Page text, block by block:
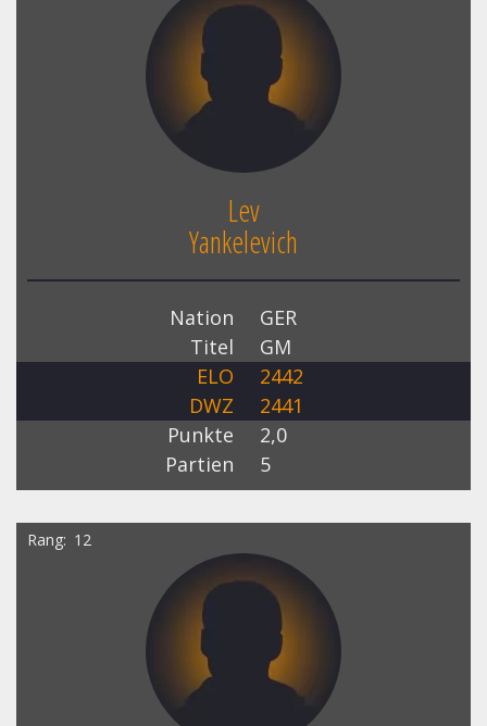
Lev
Yankelevich
Nation
GER
Titel
GM
ELO
2442
DWZ
2441
Punkte
2,0
Partien
5
Rang 12